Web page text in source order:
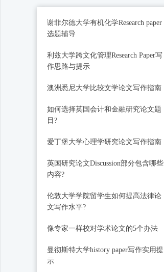
谢菲尔德大学有机化学Research paper
选题辅导
利兹大学跨文化管理Research Paper写
作思路与提示
澳洲悉尼大学比较文学论文写作指南
如何选择英国会计和金融研究论文题
目?
爱丁堡大学心理学研究论文写作指南
英国研究论文Discussion部分包含哪些
内容?
伦敦大学学院留学生如何提高法律论
文写作水平?
像专家一样校对学术论文的5个办法
曼彻斯特大学history paper写作实用提
示